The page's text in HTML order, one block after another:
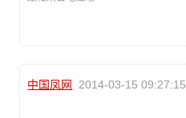
中国凤网 2014-03-15 09:27:15